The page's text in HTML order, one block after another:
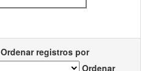
Ordenar registros por
Ordenar